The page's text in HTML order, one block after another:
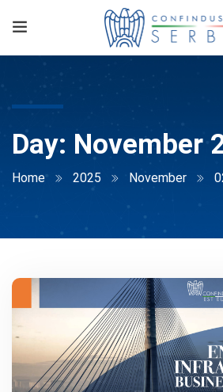
Day: November
Home 2025 November